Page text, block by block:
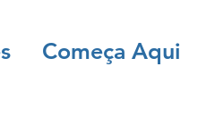
Começa Aqui